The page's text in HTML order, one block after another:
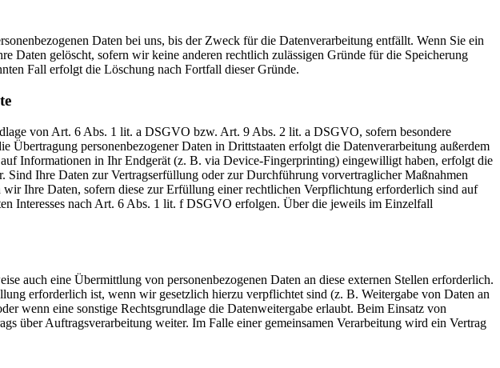
Daten bei uns, bis der Zweck für die Datenverarbeitung entfällt. Wenn Sie ein
Daten gelöscht, sofern wir keine anderen rechtlich zulässigen Gründe für die Speicherung
Fall erfolgt die Löschung nach Fortfall dieser Gründe.
von Art. 6 Abs. 1 lit. a DSGVO bzw. Art. 9 Abs. 2 lit. a DSGVO, sofern besondere
personenbezogener Daten in Drittstaaten erfolgt die Datenverarbeitung außerdem
Informationen in Ihr Endgerät (z. B. via Device-Fingerprinting) eingewilligt haben, erfolgt die
Ihre Daten zur Vertragserfüllung oder zur Durchführung vorvertraglicher Maßnahmen
Ihre Daten, sofern diese zur Erfüllung einer rechtlichen Verpflichtung erforderlich sind auf
Interesses nach Art. 6 Abs. 1 lit. f DSGVO erfolgen. Über die jeweils im Einzelfall
auch eine Übermittlung von personenbezogenen Daten an diese externen Stellen erforderlich.
erforderlich ist, wenn wir gesetzlich hierzu verpflichtet sind (z. B. Weitergabe von Daten an
wenn eine sonstige Rechtsgrundlage die Datenweitergabe erlaubt. Beim Einsatz von
über Auftragsverarbeitung weiter. Im Falle einer gemeinsamen Verarbeitung wird ein Vertrag